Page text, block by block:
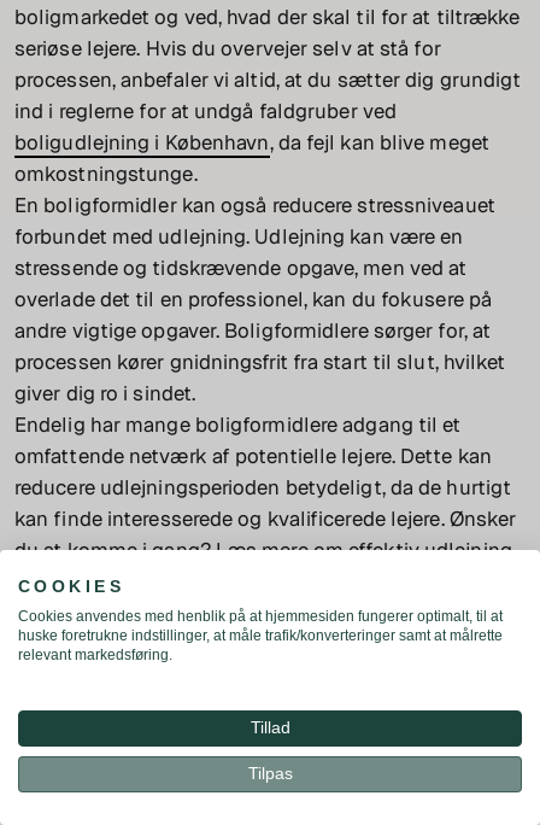
boligmarkedet og ved, hvad der skal til for at tiltrække
seriøse lejere. Hvis du overvejer selv at stå for
processen, anbefaler vi altid, at du sætter dig grundigt
ind i reglerne for at undgå faldgruber ved
boligudlejning i København, da fejl kan blive meget
omkostningstunge.
En boligformidler kan også reducere stressniveauet
forbundet med udlejning. Udlejning kan være en
stressende og tidskrævende opgave, men ved at
overlade det til en professionel, kan du fokusere på
andre vigtige opgaver. Boligformidlere sørger for, at
processen kører gnidningsfrit fra start til slut, hvilket
giver dig ro i sindet.
Endelig har mange boligformidlere adgang til et
omfattende netværk af potentielle lejere. Dette kan
reducere udlejningsperioden betydeligt, da de hurtigt
kan finde interesserede og kvalificerede lejere. Ønsker
du at komme i gang? Læs mere omeffektiv udlejning
af lejlighed
Hvordan professionelle kan finde den
rette lejer hurtigt
Professionelle boligformidlere er eksperter i optimeret
markedsføring. De sikrer, at din bolig præsenteres
optimalt på de rette platforme ved hjælp af
professionelle billeder, klare beskrivelser og
Beregn din husleje 👋
C O O K I E S
Cookies anvendes med henblik på at hjemmesiden fungerer optimalt, til at
huske foretrukne indstillinger, at måle trafik/konverteringer samt at målrette
relevant markedsføring.
Tillad
Tilpas